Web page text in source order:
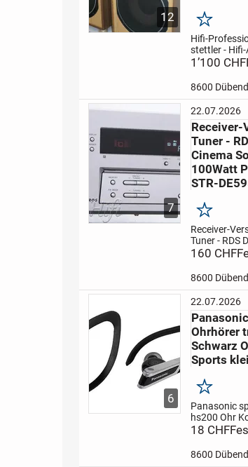
12
Merken
Hifi-
stettler - Hifi-
Lautsprecher
Festpreis
8600
Lautsprecher
System
Hell Edition...
1’100 CHF
8600
7
22.07.2026
Receiver-
Tuner -
Cinema
100Watt
STR-
Merken
Receiver-
Tuner - RDS
Cinema
STR -DE 595
inkl.
ohne
160 CHF
8600
6
22.07.2026
Ohrhörer
Schwarz
Sports
Merken
Panasonic
hs200 Ohr
Sports klein
Panasonic
Ohrhörer
18 CHF
8600